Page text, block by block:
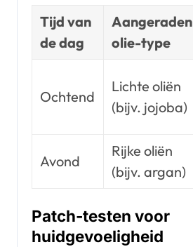
Tijd van
de dag
Aangeraden
olie-type
Ochtend
Lichte oliën
(bijv. jojoba)
Avond
Rijke oliën
(bijv. argan)
Patch-testen voor
huidgevoeligheid